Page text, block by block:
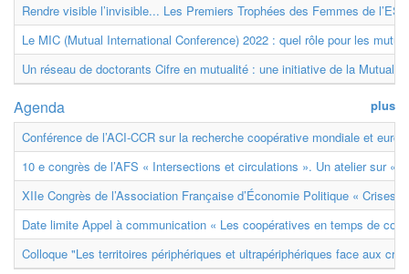
Rendre visible l’invisible... Les Premiers Trophées des Femmes de
Le MIC (Mutual International Conference) 2022 : quel rôle pour les
Un réseau de doctorants Cifre en mutualité : une initiative de la
plus
Agenda
Conférence de l’ACI-CCR sur la recherche coopérative mondiale et
10 e congrès de l’AFS « Intersections et circulations ». Un atelier sur «
XIIe Congrès de l’Association Française d’Économie Politique « Crises
Date limite Appel à communication « Les coopératives en temps de
Colloque "Les territoires périphériques et ultrapériphériques face aux